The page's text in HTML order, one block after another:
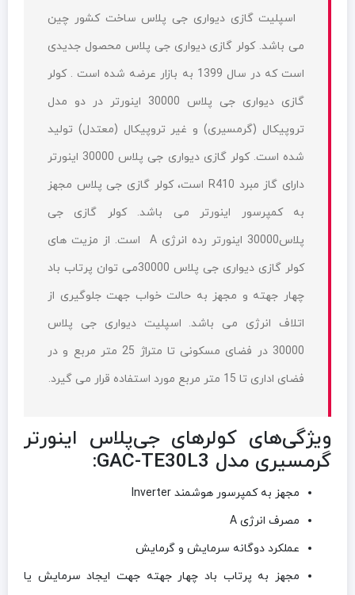
اسپلیت گازی دیواری جی پلاس ساخت کشور چین
می باشد. کولر گازی دیواری جی پلاس محصول جدیدی
است که در سال 1399 به بازار عرضه شده است . کولر
گازی دیواری جی پلاس 30000 اینورتر در دو مدل
تروپیکال (گرمسیری) و غیر تروپیکال (معتدل) تولید
شده است. کولر گازی دیواری جی پلاس 30000 اینورتر
دارای گاز مبرد R410 است، کولر گازی جی پلاس مجهز
به کمپرسور اینورتر می باشد. کولر گازی جی
پلاس30000 اینورتر رده انرژی A است. از مزیت های
کولر گازی دیواری جی پلاس 30000می توان پرتاب باد
چهار جهته و مجهز به حالت خواب جهت جلوگیری از
اتلاف انرژی می باشد. اسپلیت دیواری جی پلاس
30000 در فضای مسکونی تا متراژ 25 متر مربع و در
فضای اداری تا 15 متر مربع مورد استفاده قرار می گیرد.
ویژگی‌های کولر‌های جی‌پلاس اینورتر
گرمسیری مدل GAC-TE30L3:
مجهز به کمپرسور هوشمند Inverter
مصرف انرژی A
عملکرد دوگانه سرمایش و گرمایش
مجهز به پرتاب باد چهار جهته جهت ایجاد سرمایش یا